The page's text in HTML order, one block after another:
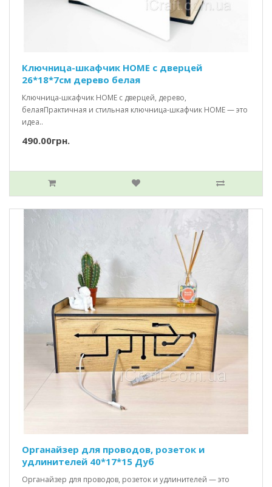
Ключница-шкафчик HOME c дверцей
26*18*7см дерево белая
Ключница-шкафчик HOME с дверцей, дерево,
белаяПрактичная и стильная ключница-шкафчик HOME — это
идеа..
490.00грн.
Органайзер для проводов, розеток и
удлинителей 40*17*15 Дуб
Органайзер для проводов, розеток и удлинителей — это